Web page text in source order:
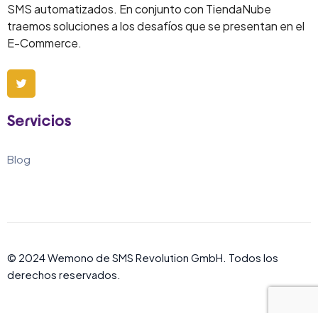
SMS automatizados. En conjunto con TiendaNube
traemos soluciones a los desafíos que se presentan en el
E-Commerce.
Servicios
Blog
© 2024 Wemono de SMS Revolution GmbH. Todos los
derechos reservados.